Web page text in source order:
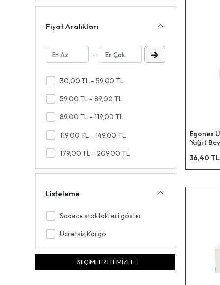
AKEL TEKSTİL
AKFİX
AL NAJAM
ALASKA
ALASKA COMPANY
ALFA
ALKAYA
ALMİRAN
ALTIN YAPRAK
ANCHOR
ANT MASKE
AQUA
Fiyat Aralıkları
-
30,00 TL - 59,00 TL
59,00 TL - 89,00 TL
89,00 TL - 119,00 TL
119,00 TL - 149,00 TL
179,00 TL - 209,00 TL
Listeleme
Sadece stoktakileri göster
Ücretsiz Kargo
SEÇİMLERİ TEMİZLE
Egonex
Yağı (
Makine &
10ml
36,40 TL